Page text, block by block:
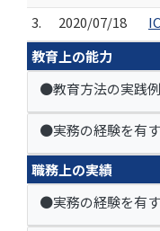
3.
2020/07/18
教育上の能力
●教育方法の実践例
●実務の経験を有
職務上の実績
●実務の経験を有